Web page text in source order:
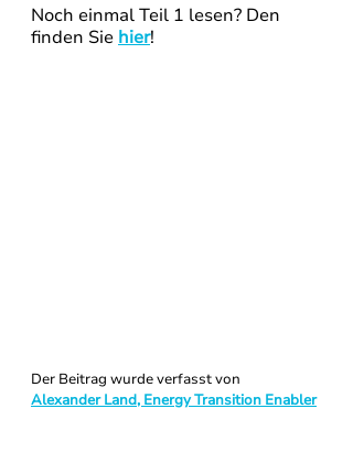
Noch einmal Teil 1 lesen? Den
finden Sie hier!
Der Beitrag wurde verfasst von
Alexander Land, Energy Transition Enabler